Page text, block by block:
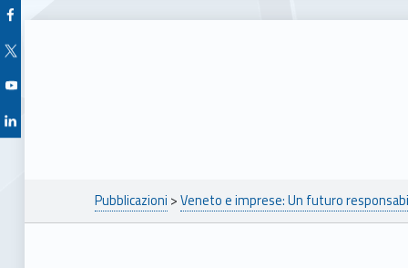
Facebook Unioncamere Veneto
Twitter Unioncamere Veneto
Youtube Unioncamere Veneto
Linkedin Unioncamere Veneto
Breadcrumbs navigation
Pubblicazioni >Veneto e imprese: Un futuro